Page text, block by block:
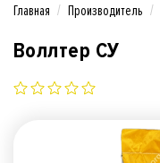
Главная Производитель
Воллтер СУ